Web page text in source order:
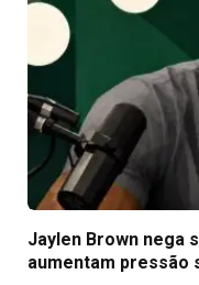
Jaylen Brown nega
aumentam pressão